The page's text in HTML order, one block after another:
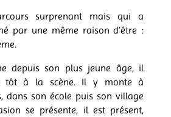
surprenant mais qui a
par une même raison d’être :
depuis son plus jeune âge, il
tôt à la scène. Il y monte à
dans son école puis son village
se présente, il est présent,